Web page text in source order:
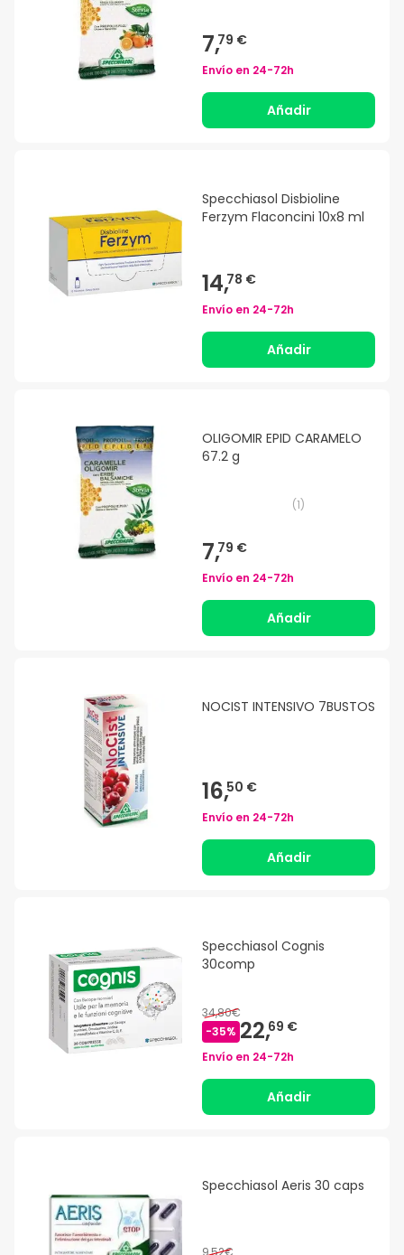
7,79 €
Envío en 24-72h
Añadir
Specchiasol Disbioline
Ferzym Flaconcini 10x8 ml
14,78 €
Envío en 24-72h
Añadir
OLIGOMIR EPID CARAMELO
67.2 g
(1)
7,79 €
Envío en 24-72h
Añadir
NOCIST INTENSIVO 7BUSTOS
16,50 €
Envío en 24-72h
Añadir
Specchiasol Cognis
30comp
34,80€
-35% 22,69 €
Envío en 24-72h
Añadir
Specchiasol Aeris 30 caps